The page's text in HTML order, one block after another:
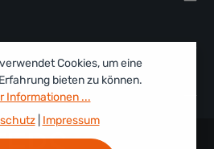
Cookies, um eine
bieten zu können.
Informationen ...
| Impressum